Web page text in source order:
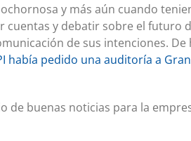
y más aún cuando
cuentas y debatir sobre el futuro
de sus intenciones. De
había pedido una auditoría a
de buenas noticias para la